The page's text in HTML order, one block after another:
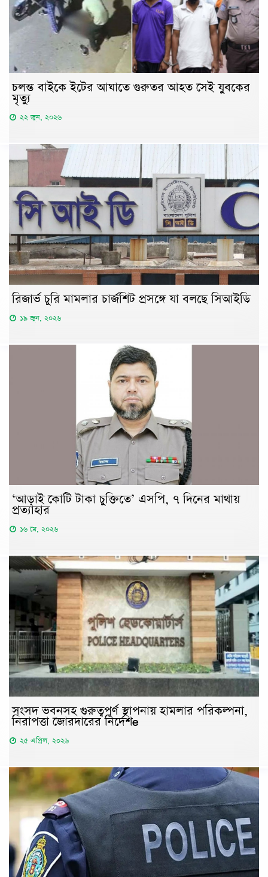
চলন্ত বাইকে ইটের আঘাতে গুরুতর আহত সেই যুবকের
মৃত্যু
২২ জুন, ২০২৬
রিজার্ভ চুরি মামলার চার্জশিট প্রসঙ্গে যা বলছে সিআইডি
১৯ জুন, ২০২৬
‘আড়াই কোটি টাকা চুক্তিতে’ এসপি, ৭ দিনের মাথায়
প্রত্যাহার
১৬ মে, ২০২৬
সংসদ ভবনসহ গুরুত্বপূর্ণ স্থাপনায় হামলার পরিকল্পনা,
নিরাপত্তা জোরদারের নির্দেশe
২৫ এপ্রিল, ২০২৬